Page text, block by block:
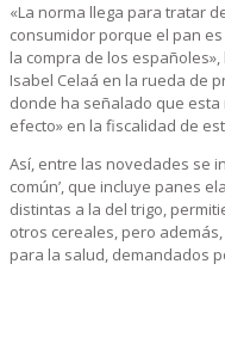
«La norma llega para tratar
consumidor porque el pan
la compra de los
Isabel Celaá en la rueda de
donde ha señalado que
efecto» en la fiscalidad de
Así, entre las novedades se
común’, que incluye panes
distintas a la del trigo,
otros cereales, pero
para la salud, demandados